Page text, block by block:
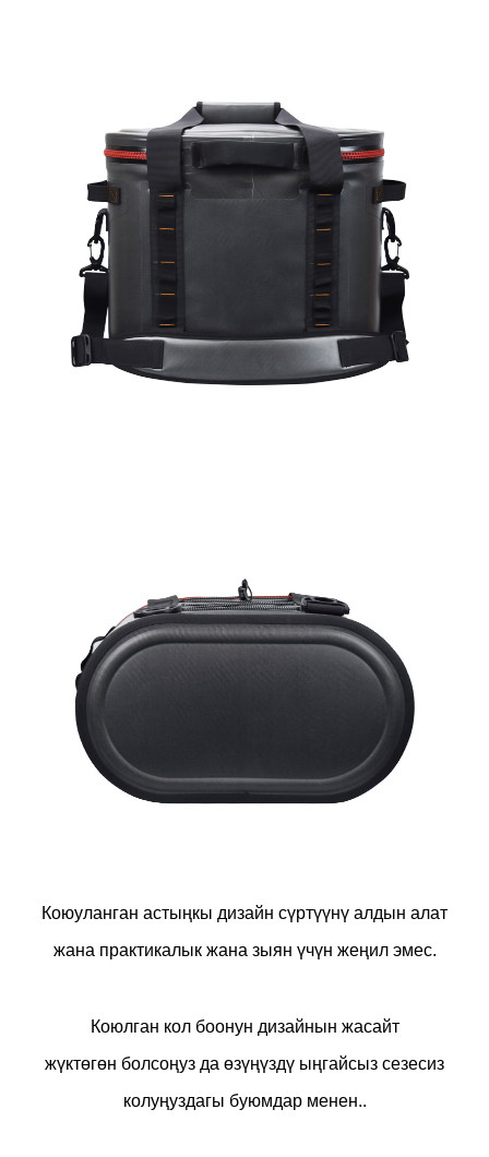
Коюуланган астыңкы дизайн сүртүүнү алдын алат
жана практикалык жана зыян үчүн жеңил эмес.
Коюлган кол боонун дизайнын жасайт
жүктөгөн болсоңуз да өзүңүздү ыңгайсыз сезесиз
колуңуздагы буюмдар менен..